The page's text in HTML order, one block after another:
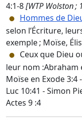
4:1-8[WTP Wolston ;
Hommes de
selon l’Écriture,
exemple ; Moïse,
Ceux que Dieu
leur nom :Abraham
Moïse en Exode 3:4
Luc 10:41 - Simon
Actes 9 :4